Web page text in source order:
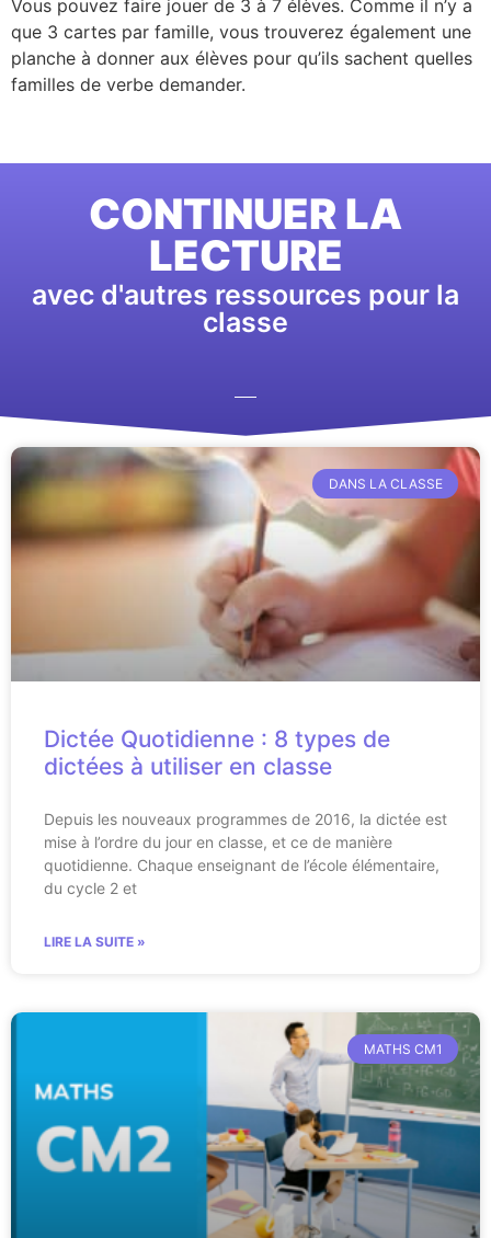
Vous pouvez faire jouer de 3 à 7 élèves. Comme il n’y a
que 3 cartes par famille, vous trouverez également une
planche à donner aux élèves pour qu’ils sachent quelles
familles de verbe demander.
CONTINUER LA
LECTURE
avec d'autres ressources pour la
classe
DANS LA CLASSE
Dictée Quotidienne : 8 types de
dictées à utiliser en classe
Depuis les nouveaux programmes de 2016, la dictée est
mise à l’ordre du jour en classe, et ce de manière
quotidienne. Chaque enseignant de l’école élémentaire,
du cycle 2 et
LIRE LA SUITE »
MATHS CM1